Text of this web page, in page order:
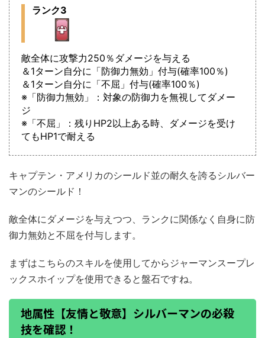
ランク3
敵全体に攻撃力250％ダメージを与える
＆1ターン自分に「防御力無効」付与(確率100％)
＆1ターン自分に「不屈」付与(確率100％)
※「防御力無効」：対象の防御力を無視してダメー
ジ
※「不屈」：残りHP2以上ある時、ダメージを受け
てもHP1で耐える
キャプテン・アメリカのシールド並の耐久を誇るシルバー
マンのシールド！
敵全体にダメージを与えつつ、ランクに関係なく自身に防
御力無効と不屈を付与します。
まずはこちらのスキルを使用してからジャーマンスープレ
ックスホイップを使用できると盤石ですね。
地属性【友情と敬意】シルバーマンの必殺
技を確認！